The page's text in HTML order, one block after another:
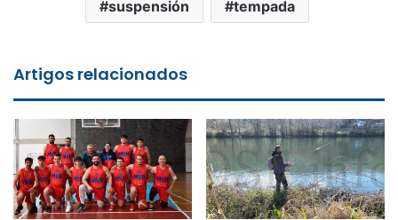
suspensión tempada
Artigos relacionados